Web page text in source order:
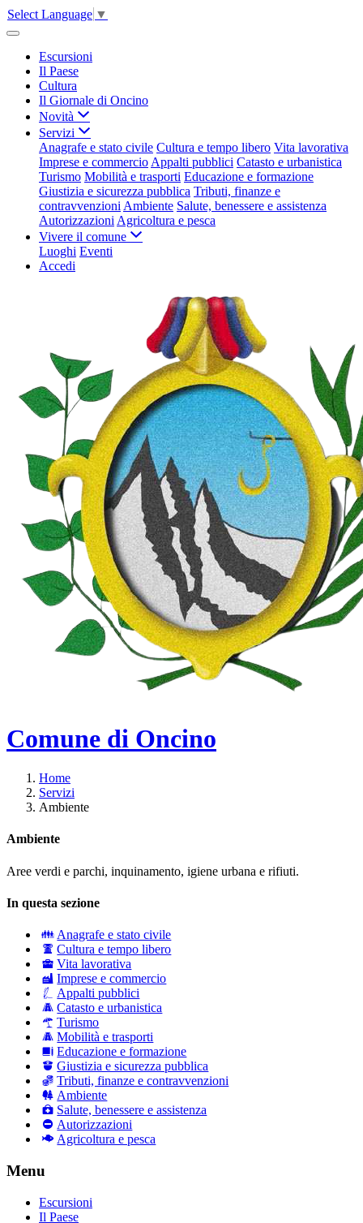
Select Language ▼
Escursioni
Il Paese
Cultura
Il Giornale di Oncino
Novità
Servizi
Anagrafe e stato civile Cultura e tempo libero Vita lavorativa
Imprese e commercio Appalti pubblici Catasto e urbanistica
Turismo Mobilità e trasporti Educazione e formazione
Giustizia e sicurezza pubblica Tributi, finanze e
contravvenzioni Ambiente Salute, benessere e assistenza
Autorizzazioni Agricoltura e pesca
Vivere il comune
Luoghi Eventi
Accedi
Comune di Oncino
Home
Servizi
Ambiente
Ambiente
Aree verdi e parchi, inquinamento, igiene urbana e rifiuti.
In questa sezione
Anagrafe e stato civile
Cultura e tempo libero
Vita lavorativa
Imprese e commercio
Appalti pubblici
Catasto e urbanistica
Turismo
Mobilità e trasporti
Educazione e formazione
Giustizia e sicurezza pubblica
Tributi, finanze e contravvenzioni
Ambiente
Salute, benessere e assistenza
Autorizzazioni
Agricoltura e pesca
Menu
Escursioni
Il Paese